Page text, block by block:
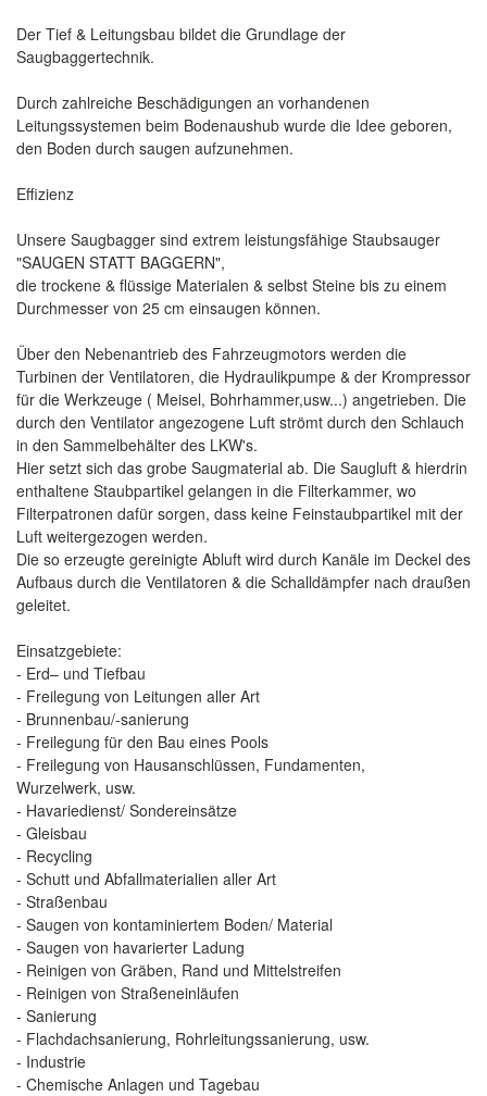
Der Tief & Leitungsbau bildet die Grundlage der
Saugbaggertechnik.
Durch zahlreiche Beschädigungen an vorhandenen
Leitungssystemen beim Bodenaushub wurde die Idee geboren,
den Boden durch saugen aufzunehmen.
Effizienz
Unsere Saugbagger sind extrem leistungsfähige Staubsauger
"SAUGEN STATT BAGGERN",
die trockene & flüssige Materialen & selbst Steine bis zu einem
Durchmesser von 25 cm einsaugen können.
Über den Nebenantrieb des Fahrzeugmotors werden die
Turbinen der Ventilatoren, die Hydraulikpumpe & der Krompressor
für die Werkzeuge ( Meisel, Bohrhammer,usw...) angetrieben. Die
durch den Ventilator angezogene Luft strömt durch den Schlauch
in den Sammelbehälter des LKW's.
Hier setzt sich das grobe Saugmaterial ab. Die Saugluft & hierdrin
enthaltene Staubpartikel gelangen in die Filterkammer, wo
Filterpatronen dafür sorgen, dass keine Feinstaubpartikel mit der
Luft weitergezogen werden.
Die so erzeugte gereinigte Abluft wird durch Kanäle im Deckel des
Aufbaus durch die Ventilatoren & die Schalldämpfer nach draußen
geleitet.
Einsatzgebiete:
- Erd– und Tiefbau
- Freilegung von Leitungen aller Art
- Brunnenbau/-sanierung
- Freilegung für den Bau eines Pools
- Freilegung von Hausanschlüssen, Fundamenten,
Wurzelwerk, usw.
- Havariedienst/ Sondereinsätze
- Gleisbau
- Recycling
- Schutt und Abfallmaterialien aller Art
- Straßenbau
- Saugen von kontaminiertem Boden/ Material
- Saugen von havarierter Ladung
- Reinigen von Gräben, Rand und Mittelstreifen
- Reinigen von Straßeneinläufen
- Sanierung
- Flachdachsanierung, Rohrleitungssanierung, usw.
- Industrie
- Chemische Anlagen und Tagebau